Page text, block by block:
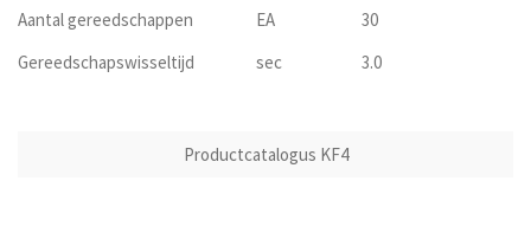
Aantal gereedschappen
EA
30
Gereedschapswisseltijd
sec 3.0
Productcatalogus KF4